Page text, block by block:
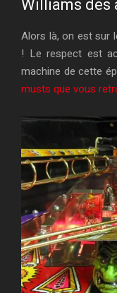
Williams des
Alors là, on est sur
! Le respect est
machine de cette
musts que vous